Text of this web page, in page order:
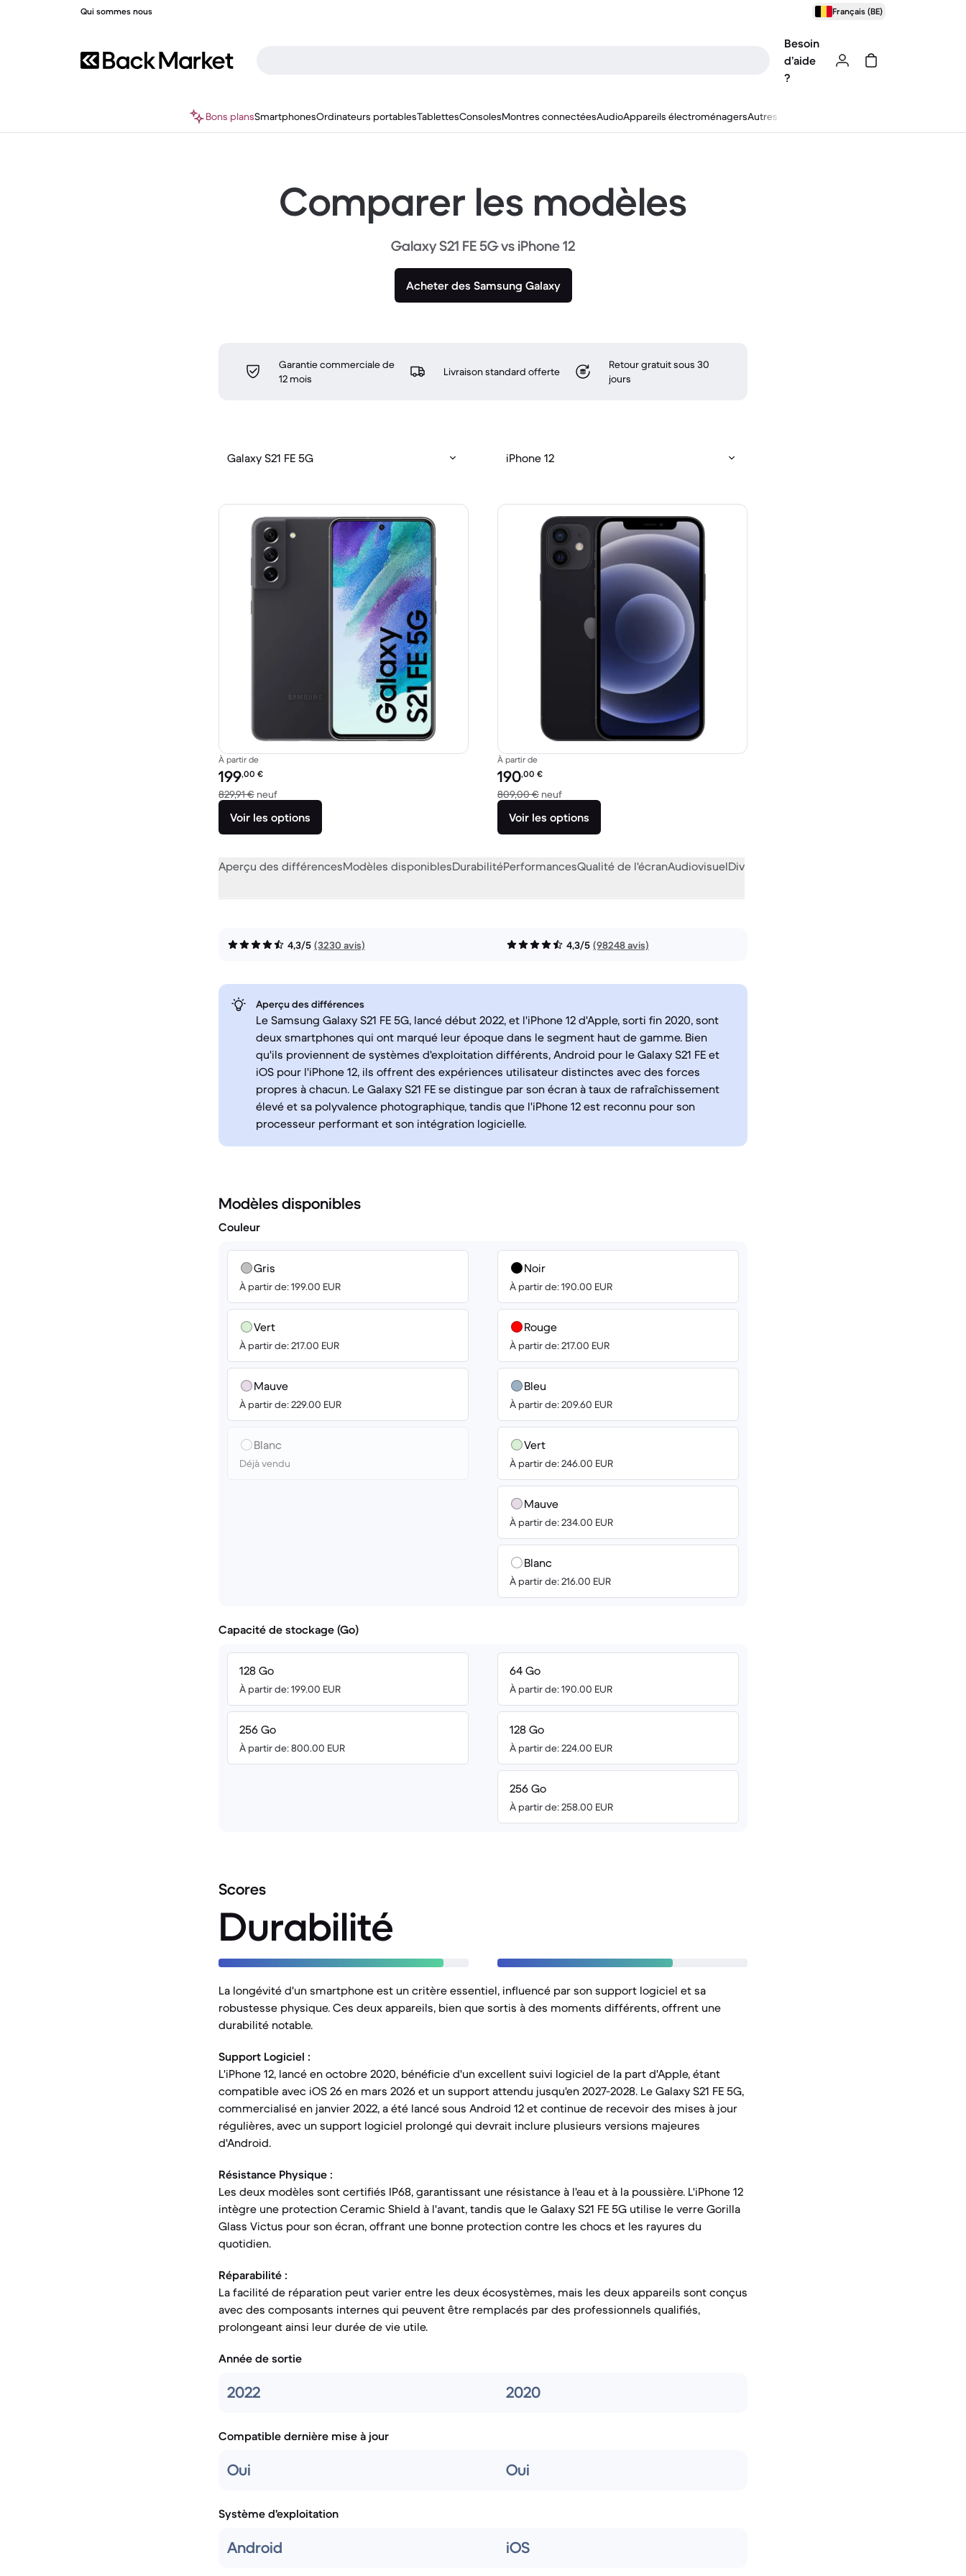
Qui sommes nous Français (BE)
Besoin
d’aide
?
Bons plansSmartphonesOrdinateurs portablesTablettesConsolesMontres connectéesAudioAppareils électroménagersAutres
Comparer les modèles
Galaxy S21 FE 5G vs iPhone 12
Acheter des Samsung Galaxy
Garantie commerciale de
12 mois
Livraison standard offerte
Retour gratuit sous 30
jours
Galaxy S21 FE 5G iPhone 12
À partir de
Prix reconditionné :
199,00 €
829,91 € neufcontre 829,91 € neuf
Voir les options
À partir de
Prix reconditionné :
190,00 €
809,00 € neufcontre 809,00 € neuf
Voir les options
Aperçu des différencesModèles disponiblesDurabilitéPerformancesQualité de l'écranAudiovisuelDivers
4,3/5 (3230 avis) 4,3/5 (98248 avis)
Aperçu des différences
Le Samsung Galaxy S21 FE 5G, lancé début 2022, et l'iPhone 12 d'Apple, sorti fin 2020, sont
deux smartphones qui ont marqué leur époque dans le segment haut de gamme. Bien
qu'ils proviennent de systèmes d'exploitation différents, Android pour le Galaxy S21 FE et
iOS pour l'iPhone 12, ils offrent des expériences utilisateur distinctes avec des forces
propres à chacun. Le Galaxy S21 FE se distingue par son écran à taux de rafraîchissement
élevé et sa polyvalence photographique, tandis que l'iPhone 12 est reconnu pour son
processeur performant et son intégration logicielle.
Modèles disponibles
Couleur
Gris
À partir de: 199.00 EUR
Vert
À partir de: 217.00 EUR
Mauve
À partir de: 229.00 EUR
Blanc
Déjà vendu
Noir
À partir de: 190.00 EUR
Rouge
À partir de: 217.00 EUR
Bleu
À partir de: 209.60 EUR
Vert
À partir de: 246.00 EUR
Mauve
À partir de: 234.00 EUR
Blanc
À partir de: 216.00 EUR
Capacité de stockage (Go)
128 Go
À partir de: 199.00 EUR
256 Go
À partir de: 800.00 EUR
64 Go
À partir de: 190.00 EUR
128 Go
À partir de: 224.00 EUR
256 Go
À partir de: 258.00 EUR
Scores
Durabilité
La longévité d'un smartphone est un critère essentiel, influencé par son support logiciel et sa
robustesse physique. Ces deux appareils, bien que sortis à des moments différents, offrent une
durabilité notable.
Support Logiciel :
L'iPhone 12, lancé en octobre 2020, bénéficie d'un excellent suivi logiciel de la part d'Apple, étant
compatible avec iOS 26 en mars 2026 et un support attendu jusqu'en 2027-2028. Le Galaxy S21 FE 5G,
commercialisé en janvier 2022, a été lancé sous Android 12 et continue de recevoir des mises à jour
régulières, avec un support logiciel prolongé qui devrait inclure plusieurs versions majeures
d'Android.
Résistance Physique :
Les deux modèles sont certifiés IP68, garantissant une résistance à l'eau et à la poussière. L'iPhone 12
intègre une protection Ceramic Shield à l'avant, tandis que le Galaxy S21 FE 5G utilise le verre Gorilla
Glass Victus pour son écran, offrant une bonne protection contre les chocs et les rayures du
quotidien.
Réparabilité :
La facilité de réparation peut varier entre les deux écosystèmes, mais les deux appareils sont conçus
avec des composants internes qui peuvent être remplacés par des professionnels qualifiés,
prolongeant ainsi leur durée de vie utile.
Année de sortie
2022 2020
Compatible dernière mise à jour
Oui Oui
Système d'exploitation
Android iOS